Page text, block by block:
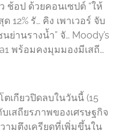
ช้อป ด้วยคอนเซปต์ “ให้
12% รั… คิง เพาเวอร์ จับ
นรางน้ำ” จั… Moody’s
พร้อมคงมุมมองมีเสถี…
เกียวปิดลบในวันนี้ (15
บเสถียรภาพของเศรษฐกิจ
มตึงเครียดที่เพิ่มขึ้นใน